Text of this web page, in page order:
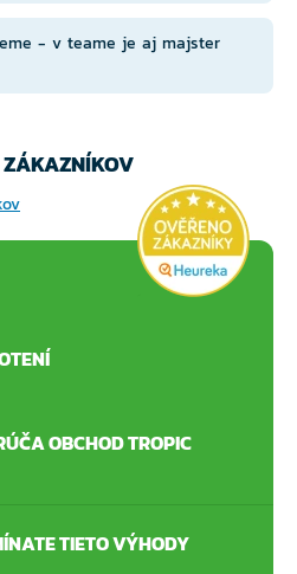
- v teame je aj majster
OBCHOD TROPIC
TIETO VÝHODY